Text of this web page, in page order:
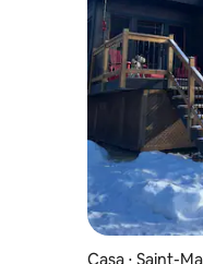
Casa ⋅ Saint-